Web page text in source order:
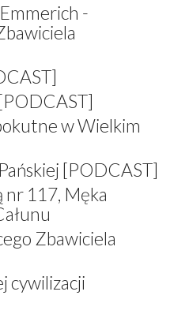
-
w Wielkim
[PODCAST]
nr 117, Męka
Zbawiciela
cywilizacji